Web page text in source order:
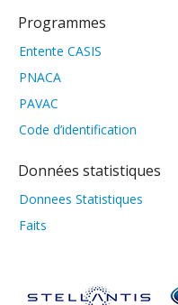
Programmes
Entente CASIS
PNACA
PAVAC
Code d’identification
Données statistiques
Donnees Statistiques
Faits